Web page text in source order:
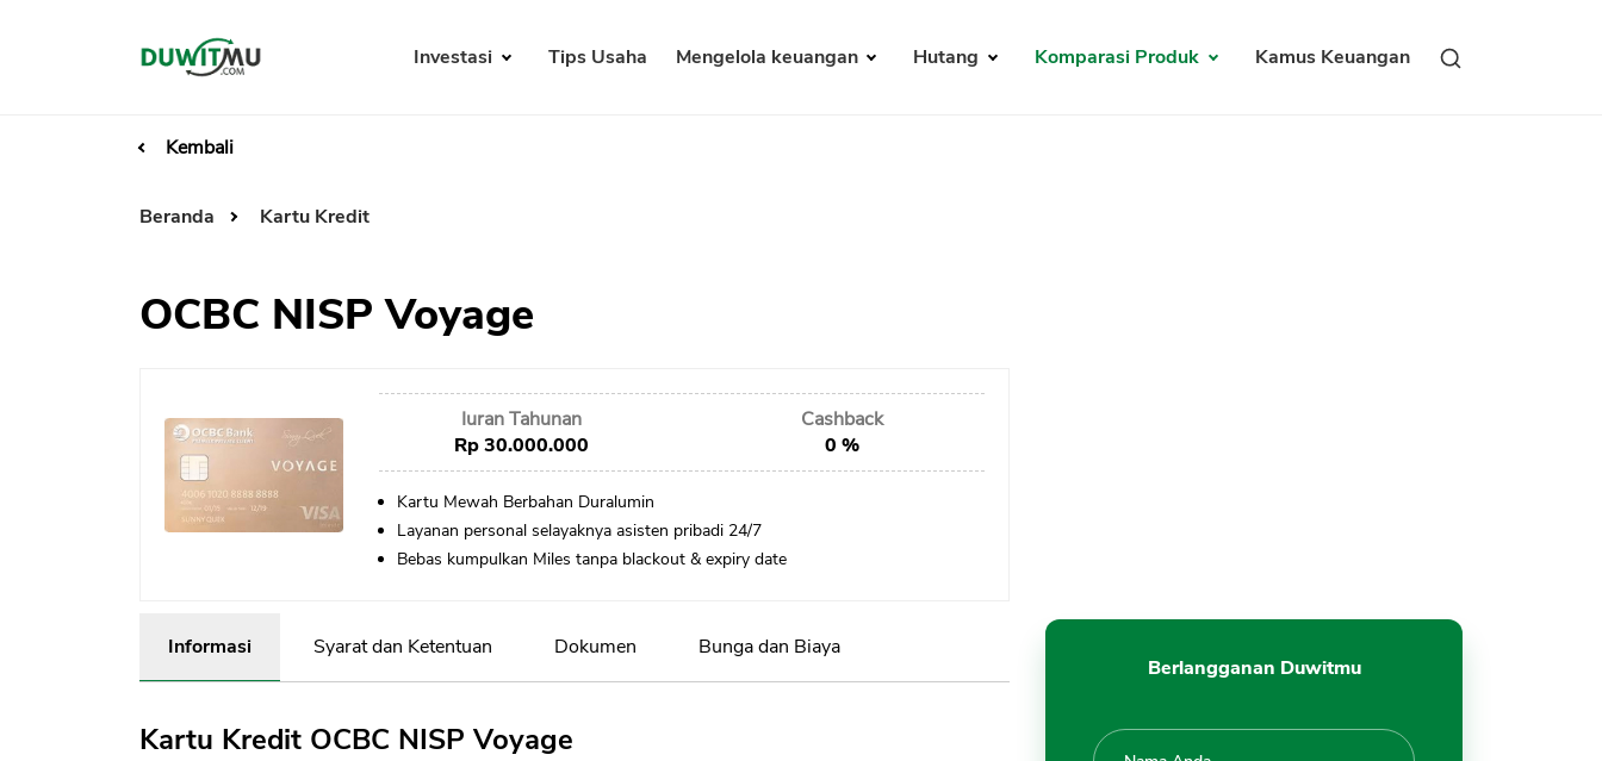
Investasi Tips Usaha Mengelola keuangan Hutang Komparasi Produk Kamus Keuangan
Kembali
Beranda Kartu Kredit
OCBC NISP Voyage
Iuran Tahunan
Rp 30.000.000
Cashback
0 %
Kartu Mewah Berbahan Duralumin
Layanan personal selayaknya asisten pribadi 24/7
Bebas kumpulkan Miles tanpa blackout & expiry date
Informasi Syarat dan Ketentuan Dokumen Bunga dan Biaya
Kartu Kredit OCBC NISP Voyage
Berlangganan Duwitmu